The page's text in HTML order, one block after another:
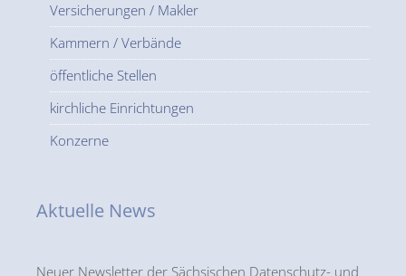
Versicherungen / Makler
Kammern / Verbände
öffentliche Stellen
kirchliche Einrichtungen
Konzerne
Aktuelle News
Neuer Newsletter der Sächsischen Datenschutz- und